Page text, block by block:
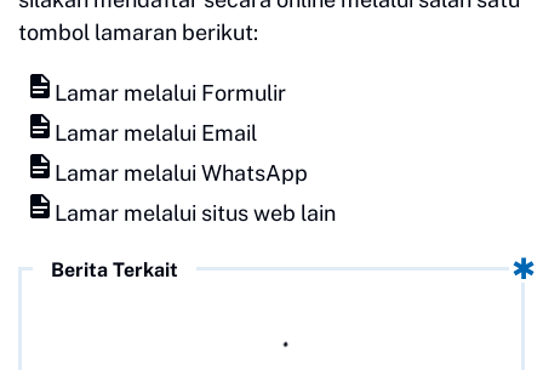
tombol lamaran berikut:
Lamar melalui Formulir
Lamar melalui Email
Lamar melalui WhatsApp
Lamar melalui situs web lain
Berita Terkait